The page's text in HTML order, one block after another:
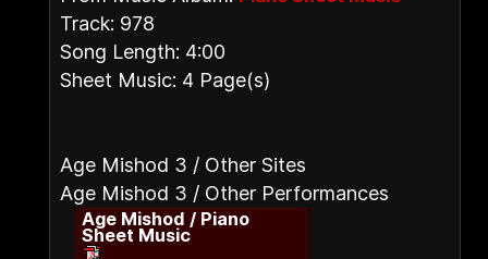
Track: 978
Song Length: 4:00
Sheet Music: 4 Page(s)
Age Mishod 3 / Other Sites
Age Mishod 3 / Other Performances
Age Mishod / Piano
Sheet Music